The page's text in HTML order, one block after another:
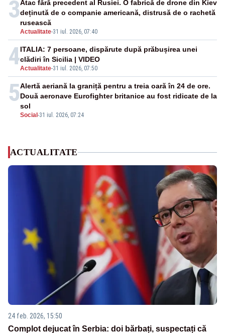
3
Actualitate-31 iul. 2026, 07:40
Atac fără precedent al Rusiei. O fabrică de drone din Kiev
deținută de o companie americană, distrusă de o rachetă
rusească
4Actualitate-31 iul. 2026, 07:50
ITALIA: 7 persoane, dispărute după prăbușirea unei
clădiri în Sicilia | VIDEO
5
Social -31 iul. 2026, 07:24
Alertă aeriană la graniță pentru a treia oară în 24 de ore.
Două aeronave Eurofighter britanice au fost ridicate de la
sol
ACTUALITATE
24 feb. 2026, 15:50
Complot dejucat în Serbia: doi bărbați, suspectați că